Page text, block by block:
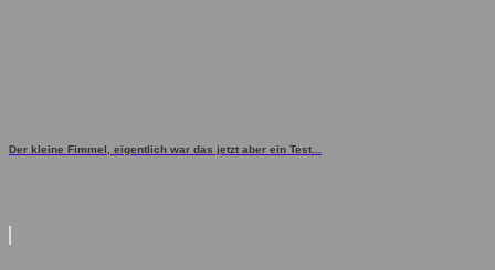
Der kleine Fimmel, eigentlich war das jetzt aber ein Test...